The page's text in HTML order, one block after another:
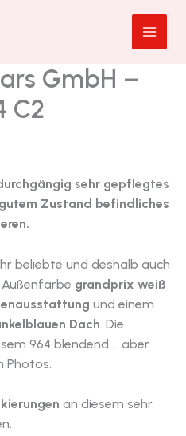
GmbH –
C2
sehr gepflegtes
Zustand befindliches
beliebte und deshalb auch
grandprix weiß
und einem
Dach. Die
964 blendend ….aber
Photos.
an diesem sehr